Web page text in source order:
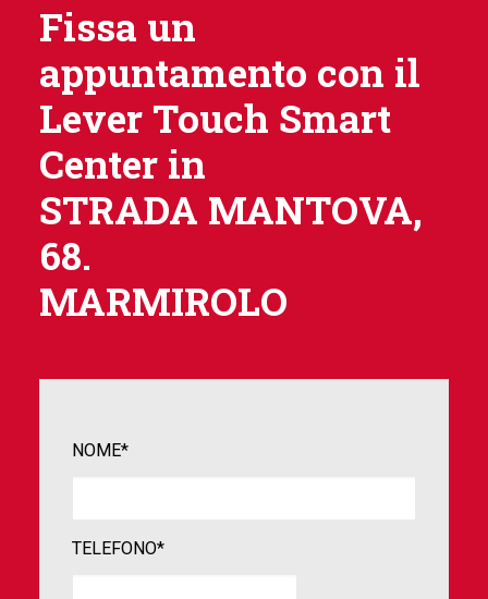
Fissa un
appuntamento con il
Lever Touch Smart
Center in
STRADA MANTOVA,
68.
MARMIROLO
NOME*
TELEFONO*